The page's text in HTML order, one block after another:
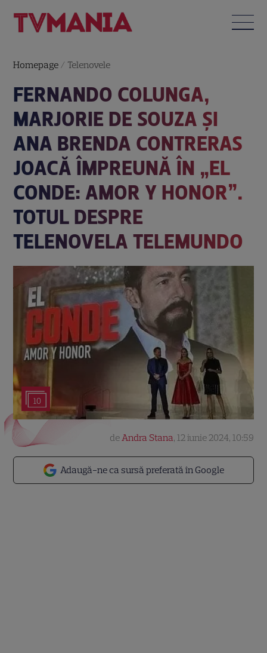
Homepage / Telenovele
FERNANDO COLUNGA,
MARJORIE DE SOUZA ȘI
ANA BRENDA CONTRERAS
JOACĂ ÎMPREUNĂ ÎN „EL
CONDE: AMOR Y HONOR”.
TOTUL DESPRE
TELENOVELA TELEMUNDO
10
Adaugă-ne ca sursă preferată în Google
deAndra Stana, 12 iunie 2024, 10:59